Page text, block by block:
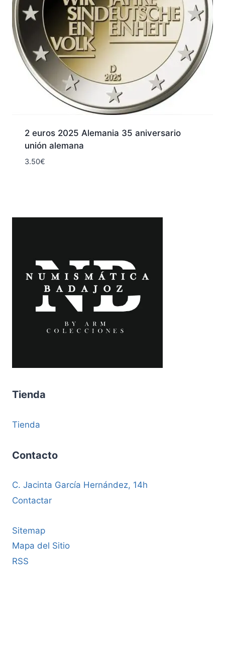
2 euros 2025 Alemania 35 aniversario
unión alemana
3.50€
Tienda
Tienda
Contacto
C. Jacinta García Hernández, 14h
Contactar
Sitemap
Mapa del Sitio
RSS